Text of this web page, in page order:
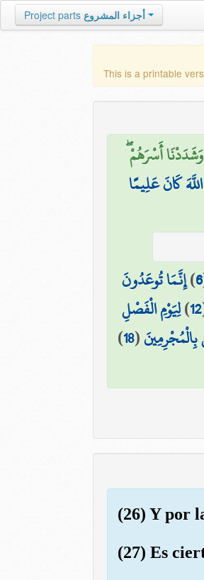
Project parts أجزاء المشروع
This is a printable
أَسْرَهُمْ
كَانَ عَلِيمًا
6
)إِنَّمَا تُوعَدُونَ
12
)لِيَوْمِ الْفَصْلِ
(
18
)
(26) Y por
(27) Es